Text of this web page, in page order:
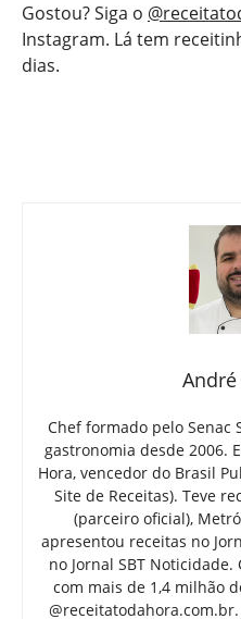
Gostou? Siga o
Instagram. Lá tem
dias.
Chef formado pelo Senac
gastronomia desde 2006.
Hora, vencedor do Brasil
Site de Receitas). Teve
(parceiro oficial),
apresentou receitas no
no Jornal SBT
com mais de 1,4 milhão
@receitatodahora.com.br.